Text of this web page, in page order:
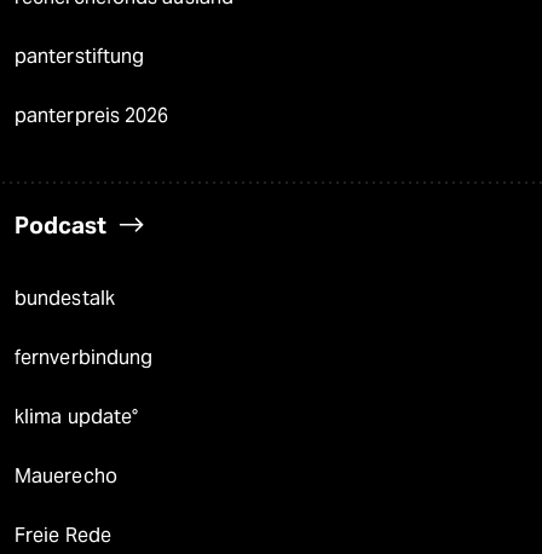
panterstiftung
panterpreis 2026
Podcast
bundestalk
fernverbindung
klima update°
Mauerecho
Freie Rede